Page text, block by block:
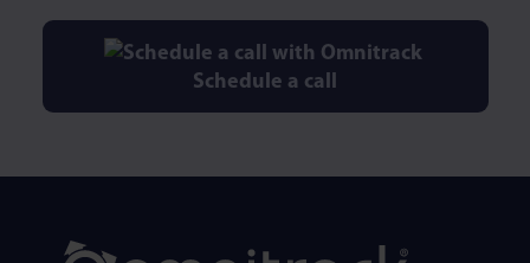
Schedule a call